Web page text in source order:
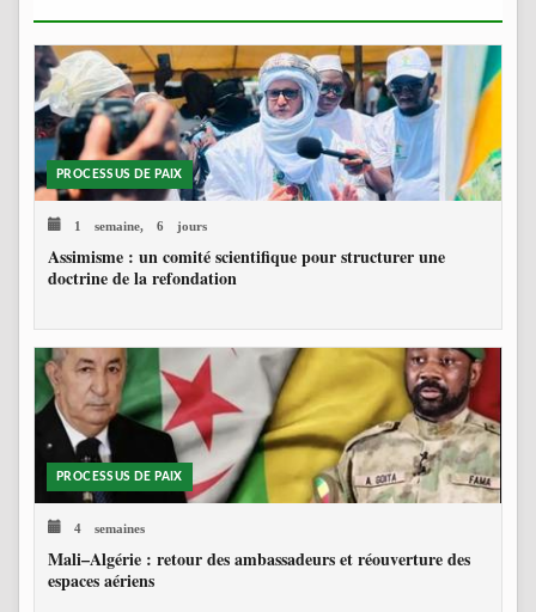
PROCESSUS DE PAIX
1 semaine, 6 jours
Assimisme : un comité scientifique pour structurer une
doctrine de la refondation
PROCESSUS DE PAIX
4 semaines
Mali–Algérie : retour des ambassadeurs et réouverture des
espaces aériens